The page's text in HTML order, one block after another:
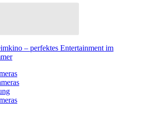
– perfektes Entertainment im